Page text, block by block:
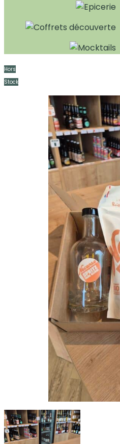
Hors
Stock